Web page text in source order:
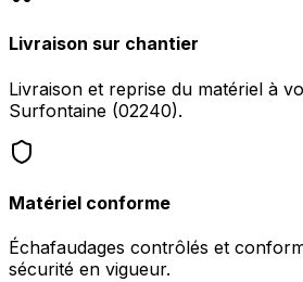
Livraison sur chantier
Livraison et reprise du matériel à
Surfontaine (02240).
Matériel conforme
Échafaudages contrôlés et
sécurité en vigueur.